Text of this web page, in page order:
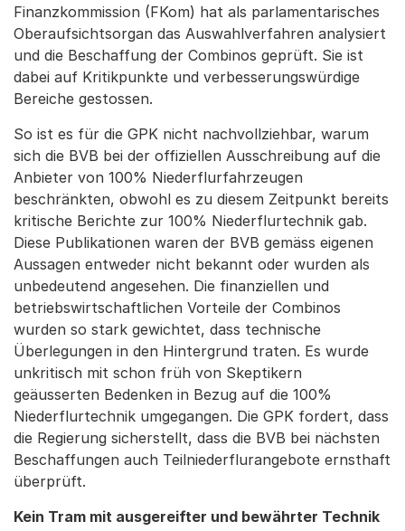
Finanzkommission (FKom) hat als parlamentarisches
Oberaufsichtsorgan das Auswahlverfahren analysiert
und die Beschaffung der Combinos geprüft. Sie ist
dabei auf Kritikpunkte und verbesserungswürdige
Bereiche gestossen.
So ist es für die GPK nicht nachvollziehbar, warum
sich die BVB bei der offiziellen Ausschreibung auf die
Anbieter von 100% Niederflurfahrzeugen
beschränkten, obwohl es zu diesem Zeitpunkt bereits
kritische Berichte zur 100% Niederflurtechnik gab.
Diese Publikationen waren der BVB gemäss eigenen
Aussagen entweder nicht bekannt oder wurden als
unbedeutend angesehen. Die finanziellen und
betriebswirtschaftlichen Vorteile der Combinos
wurden so stark gewichtet, dass technische
Überlegungen in den Hintergrund traten. Es wurde
unkritisch mit schon früh von Skeptikern
geäusserten Bedenken in Bezug auf die 100%
Niederflurtechnik umgegangen. Die GPK fordert, dass
die Regierung sicherstellt, dass die BVB bei nächsten
Beschaffungen auch Teilniederflurangebote ernsthaft
überprüft.
Kein Tram mit ausgereifter und bewährter Technik